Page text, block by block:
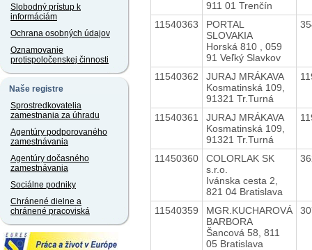
Slobodný prístup k
informáciám
Ochrana osobných údajov
Oznamovanie
protispoločenskej činnosti
Naše registre
Sprostredkovatelia
zamestnania za úhradu
Agentúry podporovaného
zamestnávania
Agentúry dočasného
zamestnávania
Sociálne podniky
Chránené dielne a
chránené pracoviská
911 01 Trenčín
11540363
PORTAL
SLOVAKIA
Horská 810 , 059
91 Veľký Slavkov
11540362
JURAJ MRÁKAVA
Kosmatinská 109,
91321 Tr.Turná
11540361
JURAJ MRÁKAVA
Kosmatinská 109,
91321 Tr.Turná
11450360
COLORLAK SK
s.r.o.
Ivánska cesta 2,
821 04 Bratislava
11540359
MGR.KUCHAROVÁ
BARBORA
Šancová 58, 811
05 Bratislava